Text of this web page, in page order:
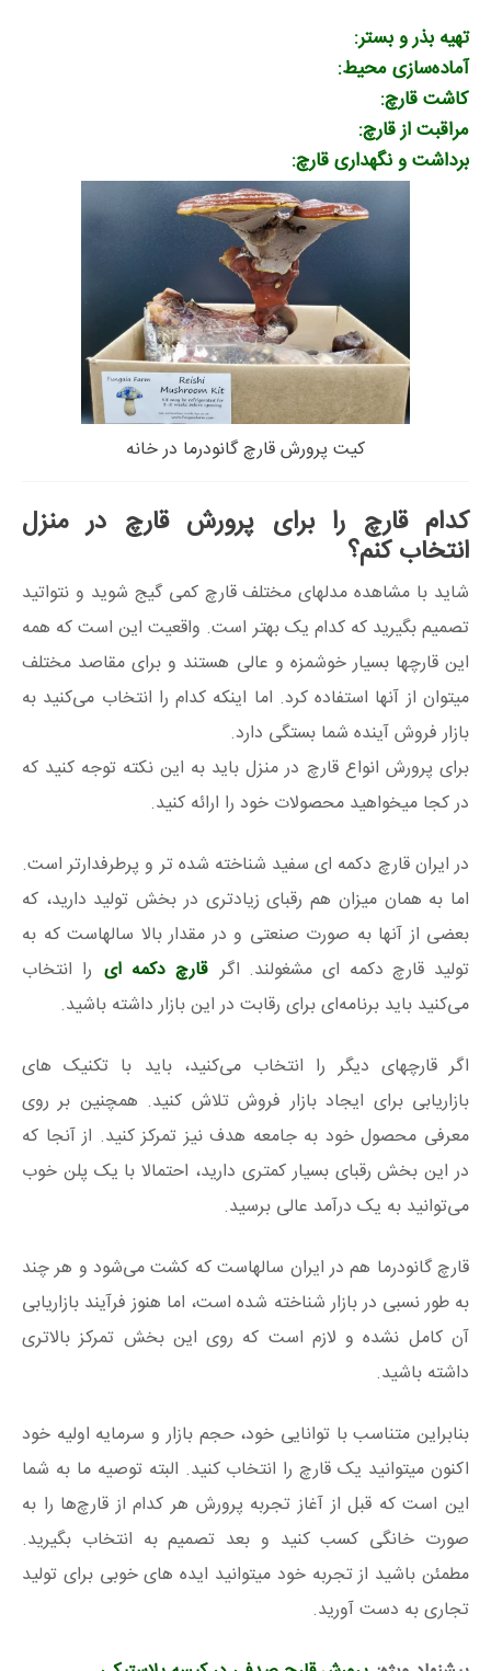
تهیه بذر و بستر:
آماده‌سازی محیط:
کاشت قارچ:
مراقبت از قارچ:
برداشت و نگهداری قارچ:
کیت پرورش قارچ گانودرما در خانه
کدام قارچ را برای پرورش قارچ در منزل
انتخاب کنم؟
شاید با مشاهده مدلهای مختلف قارچ کمی گیج شوید و نتواتید
تصمیم بگیرید که کدام یک بهتر است. واقعیت این است که همه
این قارچها بسیار خوشمزه و عالی هستند و برای مقاصد مختلف
میتوان از آنها استفاده کرد. اما اینکه کدام را انتخاب می‌کنید به
بازار فروش آینده شما بستگی دارد.
برای پرورش انواع قارچ در منزل باید به این نکته توجه کنید که
در کجا میخواهید محصولات خود را ارائه کنید.
در ایران قارچ دکمه ای سفید شناخته شده تر و پرطرفدارتر است.
اما به همان میزان هم رقبای زیادتری در بخش تولید دارید، که
بعضی از آنها به صورت صنعتی و در مقدار بالا سالهاست که به
تولید قارچ دکمه ای مشغولند. اگر قارچ دکمه ای را انتخاب
می‌کنید باید برنامه‌ای برای رقابت در این بازار داشته باشید.
اگر قارچهای دیگر را انتخاب می‌کنید، باید با تکنیک های
بازاریابی برای ایجاد بازار فروش تلاش کنید. همچنین بر روی
معرفی محصول خود به جامعه هدف نیز تمرکز کنید. از آنجا که
در این بخش رقبای بسیار کمتری دارید، احتمالا با یک پلن خوب
می‌توانید به یک درآمد عالی برسید.
قارچ گانودرما هم در ایران سالهاست که کشت می‌شود و هر چند
به طور نسبی در بازار شناخته شده است، اما هنوز فرآیند بازاریابی
آن کامل نشده و لازم است که روی این بخش تمرکز بالاتری
داشته باشید.
بنابراین متناسب با توانایی خود، حجم بازار و سرمایه اولیه خود
اکنون میتوانید یک قارچ را انتخاب کنید. البته توصیه ما به شما
این است که قبل از آغاز تجربه پرورش هر کدام از قارچ‌ها را به
صورت خانگی کسب کنید و بعد تصمیم به انتخاب بگیرید.
مطمئن باشید از تجربه خود میتوانید ایده های خوبی برای تولید
تجاری به دست آورید.